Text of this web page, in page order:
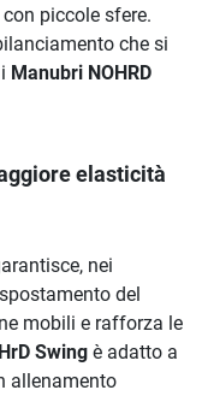
piccole sfere.
che si
Manubri NOHRD
elasticità
nei
del
mobili e rafforza le
Swing è adatto a
allenamento